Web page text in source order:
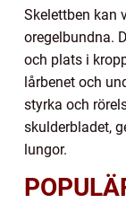
Skelettben kan
oregelbundna.
och plats i
lårbenet och
styrka och
skulderbladet,
lungor.